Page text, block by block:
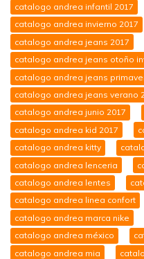
catalogo andrea infantil 2017
catalogo andrea invierno 2017
catalogo andrea jeans 2017
catalogo andrea jeans otoño
catalogo andrea jeans
catalogo andrea jeans verano
catalogo andrea junio 2017
catalogo andrea kid 2017
catalogo andrea kitty
catalogo andrea lenceria
catalogo andrea lentes
catalogo andrea linea confort
catalogo andrea marca nike
catalogo andrea méxico
catalogo andrea mia